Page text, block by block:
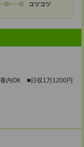
コツコツ
内OK ■日収1万1200円